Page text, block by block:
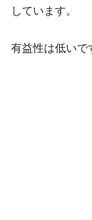
しています。
有益性は低いで